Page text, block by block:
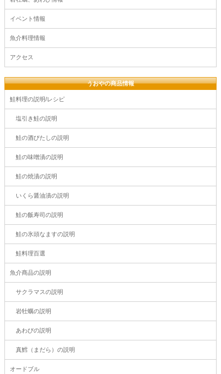
イベント情報
魚介料理情報
アクセス
うおやの商品情報
鮭料理の説明/レシピ
塩引き鮭の説明
鮭の酒びたしの説明
鮭の味噌漬の説明
鮭の焼漬の説明
いくら醤油漬の説明
鮭の飯寿司の説明
鮭の氷頭なますの説明
鮭料理百選
魚介商品の説明
サクラマスの説明
岩牡蠣の説明
あわびの説明
真鱈（まだら）の説明
オードブル